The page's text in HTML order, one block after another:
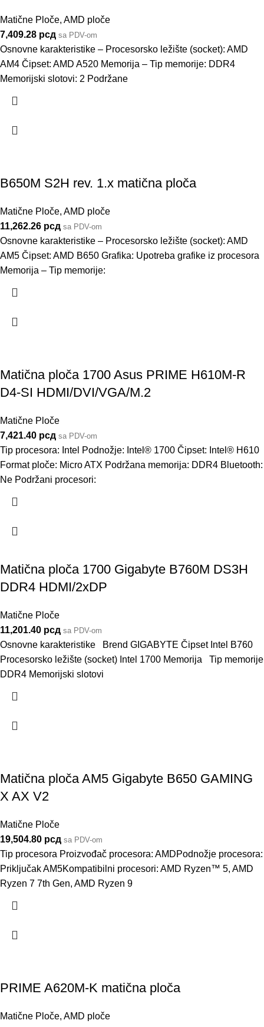
Matične Ploče, AMD ploče
7,409.28 рсд sa PDV-om
Osnovne karakteristike – Procesorsko ležište (socket): AMD
AM4 Čipset: AMD A520 Memorija – Tip memorije: DDR4
Memorijski slotovi: 2 Podržane
B650M S2H rev. 1.x matična ploča
Matične Ploče, AMD ploče
11,262.26 рсд sa PDV-om
Osnovne karakteristike – Procesorsko ležište (socket): AMD
AM5 Čipset: AMD B650 Grafika: Upotreba grafike iz procesora
Memorija – Tip memorije:
Matična ploča 1700 Asus PRIME H610M-R
D4-SI HDMI/DVI/VGA/M.2
Matične Ploče
7,421.40 рсд sa PDV-om
Tip procesora: Intel Podnožje: Intel® 1700 Čipset: Intel® H610
Format ploče: Micro ATX Podržana memorija: DDR4 Bluetooth:
Ne Podržani procesori:
Matična ploča 1700 Gigabyte B760M DS3H
DDR4 HDMI/2xDP
Matične Ploče
11,201.40 рсд sa PDV-om
Osnovne karakteristike Brend GIGABYTE Čipset Intel B760
Procesorsko ležište (socket) Intel 1700 Memorija Tip memorije
DDR4 Memorijski slotovi
Matična ploča AM5 Gigabyte B650 GAMING
X AX V2
Matične Ploče
19,504.80 рсд sa PDV-om
Tip procesora Proizvođač procesora: AMDPodnožje procesora:
Priključak AM5Kompatibilni procesori: AMD Ryzen™ 5, AMD
Ryzen 7 7th Gen, AMD Ryzen 9
PRIME A620M-K matična ploča
Matične Ploče, AMD ploče